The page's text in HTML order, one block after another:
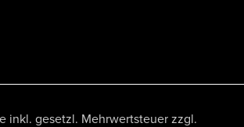
inkl. gesetzl. Mehrwertsteuer zzgl.